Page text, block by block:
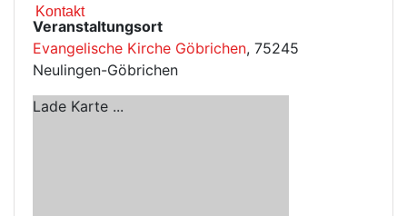
Kontakt
Veranstaltungsort
Evangelische Kirche Göbrichen, 75245
Neulingen-Göbrichen
Lade Karte ...